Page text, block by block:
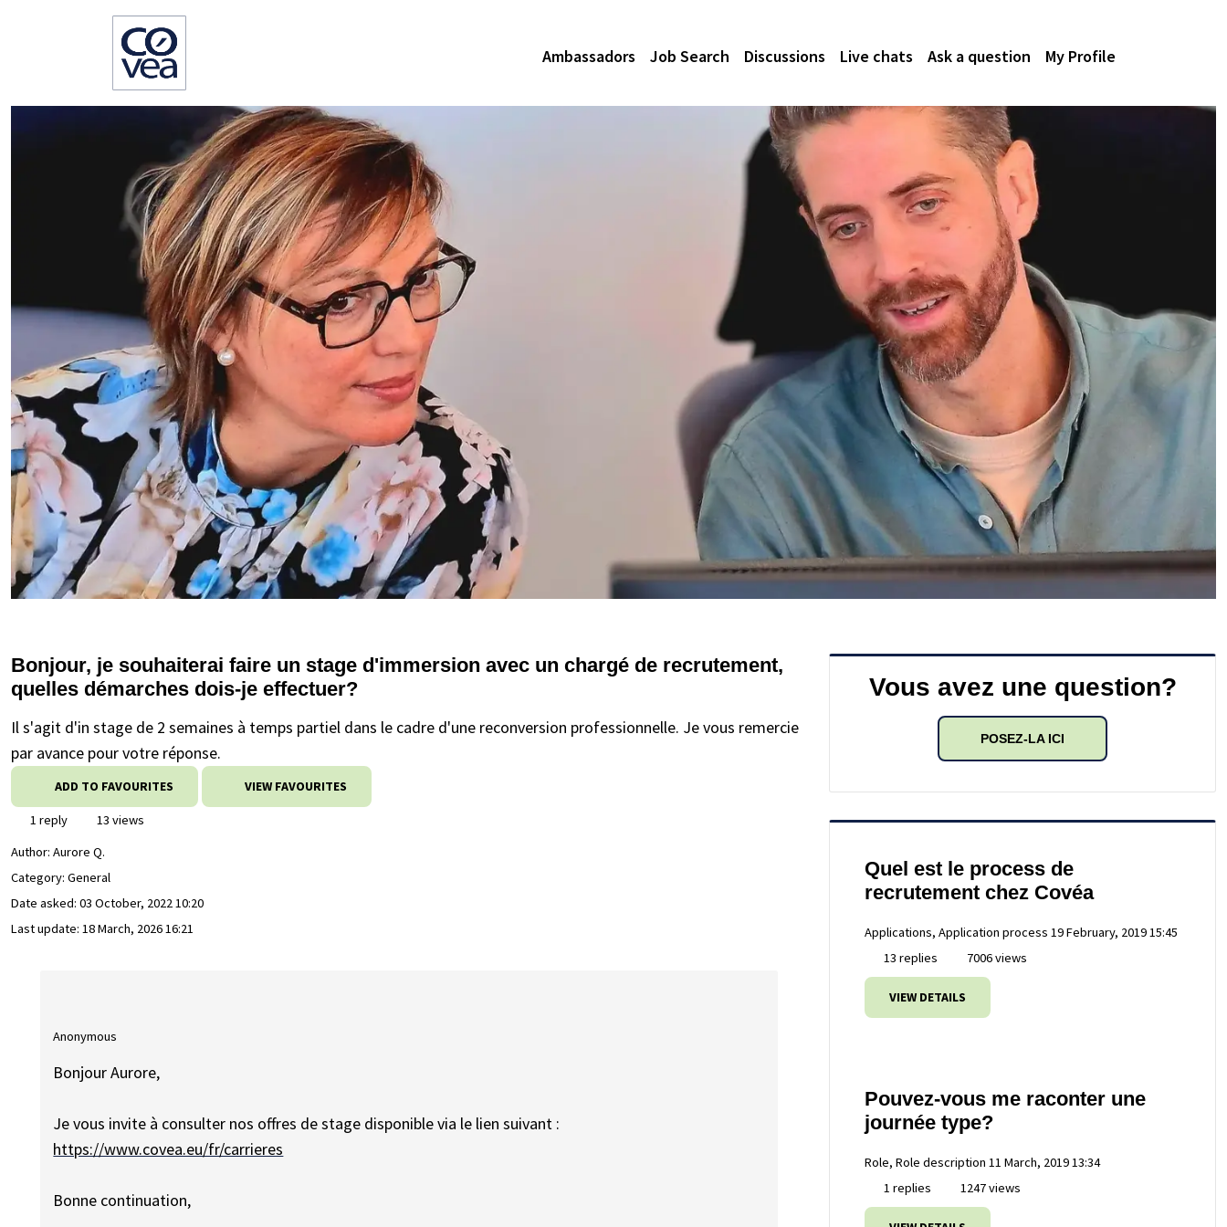
Ambassadors Job Search Discussions Live chats Ask a question My Profile
Bonjour, je souhaiterai faire un stage d'immersion avec un chargé de recrutement,
quelles démarches dois-je effectuer?
Il s'agit d'in stage de 2 semaines à temps partiel dans le cadre d'une reconversion professionnelle. Je vous remercie
par avance pour votre réponse.
ADD TO FAVOURITES VIEW FAVOURITES
1 reply
13 views
Author: Aurore Q.
Category: General
Date asked: 03 October, 2022 10:20
Last update: 18 March, 2026 16:21
Anonymous
Bonjour Aurore,
Je vous invite à consulter nos offres de stage disponible via le lien suivant :
https://www.covea.eu/fr/carrieres
Bonne continuation,
Vous avez une question?
POSEZ-LA ICI
Quel est le process de
recrutement chez Covéa
Applications, Application process 19 February, 2019 15:45
13 replies
7006 views
VIEW DETAILS
Pouvez-vous me raconter une
journée type?
Role, Role description 11 March, 2019 13:34
1 replies
1247 views